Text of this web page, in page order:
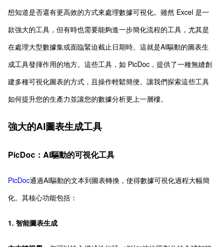
想知道是否還有更高效的方式來處理數據可視化。雖然 Excel 是一
款強大的工具，但有時也需要能夠進一步簡化流程的工具，尤其是
在處理大型數據集或面臨緊迫截止日期時。這就是AI驅動的圖表生
成工具發揮作用的地方。這些工具，如 PicDoc，提供了一種無縫創
建多種可視化圖表的方式，且操作輕鬆簡便。讓我們探索這些工具
如何提升您的生產力並讓您的數據分析更上一層樓。
強大的AI圖表生成工具
PicDoc：AI驅動的可視化工具
PicDoc通過AI驅動的文本到圖表轉換，使得數據可視化過程大幅簡
化。其核心功能包括：
1. 智能圖表生成